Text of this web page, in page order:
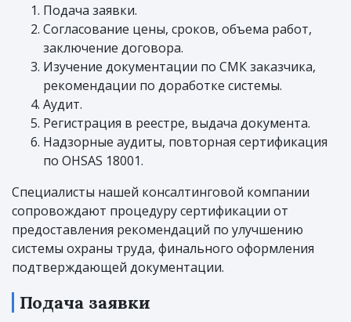
Подача заявки.
Согласование цены, сроков, объема работ,
заключение договора.
Изучение документации по СМК заказчика,
рекомендации по доработке системы.
Аудит.
Регистрация в реестре, выдача документа.
Надзорные аудиты, повторная сертификация
по OHSAS 18001.
Специалисты нашей консалтинговой компании
сопровождают процедуру сертификации от
предоставления рекомендаций по улучшению
системы охраны труда, финального оформления
подтверждающей документации.
Подача заявки